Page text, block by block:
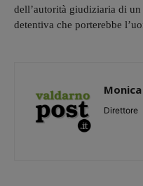
dell’autorità giudiziaria di
detentiva che porterebbe
Direttore